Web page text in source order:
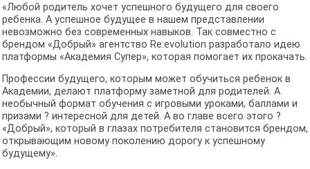
«Любой родитель хочет успешного будущего для своего
ребенка. А успешное будущее в нашем представлении
невозможно без современных навыков. Так совместно с
брендом «Добрый» агентство Re:evolution разработало идею
платформы «Академия Супер», которая помогает их прокачать.
Профессии будущего, которым может обучиться ребенок в
Академии, делают платформу заметной для родителей. А
необычный формат обучения с игровыми уроками, баллами и
призами ? интересной для детей. А во главе всего этого ?
«Добрый», который в глазах потребителя становится брендом,
открывающим новому поколению дорогу к успешному
будущему».